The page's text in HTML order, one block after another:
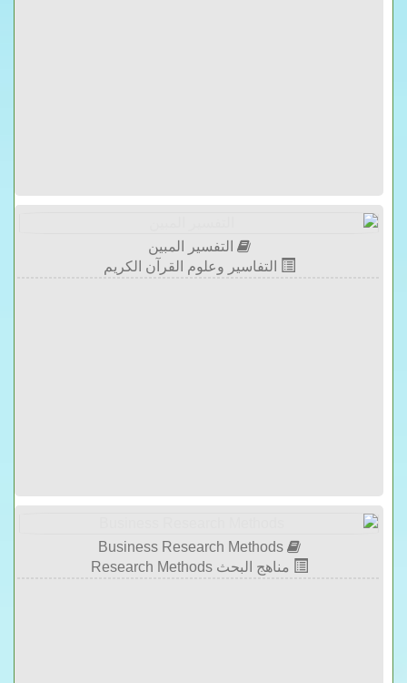
التفسير المبين
التفاسير وعلوم القرآن الكريم
Business Research Methods
مناهج البحث Research Methods